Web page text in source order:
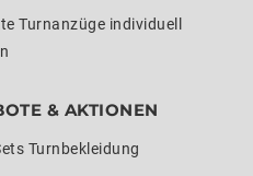
Turnanzüge individuell
& AKTIONEN
Turnbekleidung